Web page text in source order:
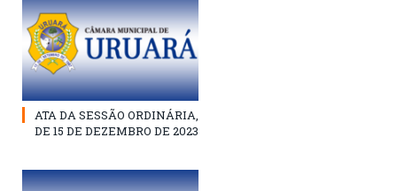
ATA DA SESSÃO ORDINÁRIA,
DE 15 DE DEZEMBRO DE 2023